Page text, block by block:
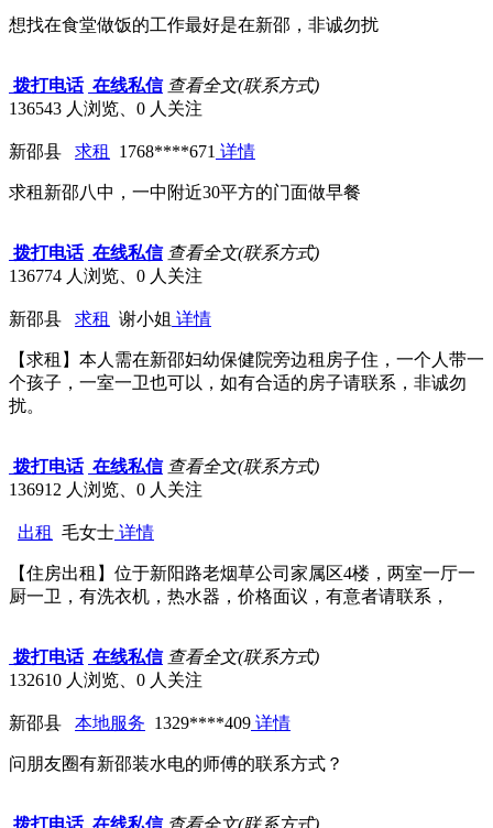
想找在食堂做饭的工作最好是在新邵，非诚勿扰
拨打电话 在线私信 查看全文(联系方式)
136543 人浏览、0 人关注
新邵县 求租 1768****671 详情
求租新邵八中，一中附近30平方的门面做早餐
拨打电话 在线私信 查看全文(联系方式)
136774 人浏览、0 人关注
新邵县 求租 谢小姐 详情
【求租】本人需在新邵妇幼保健院旁边租房子住，一个人带一
个孩子，一室一卫也可以，如有合适的房子请联系，非诚勿
扰。
拨打电话 在线私信 查看全文(联系方式)
136912 人浏览、0 人关注
出租 毛女士 详情
【住房出租】位于新阳路老烟草公司家属区4楼，两室一厅一
厨一卫，有洗衣机，热水器，价格面议，有意者请联系，
拨打电话 在线私信 查看全文(联系方式)
132610 人浏览、0 人关注
新邵县 本地服务 1329****409 详情
问朋友圈有新邵装水电的师傅的联系方式？